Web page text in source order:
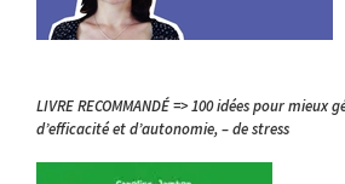
LIVRE RECOMMANDÉ => 100 idées pour mieux
d’efficacité et d’autonomie, – de stress